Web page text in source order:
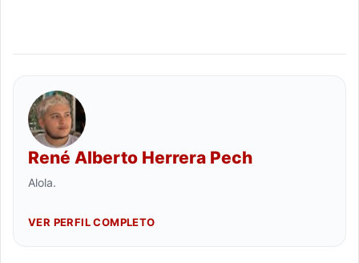
René Alberto Herrera Pech
Alola.
VER PERFIL COMPLETO